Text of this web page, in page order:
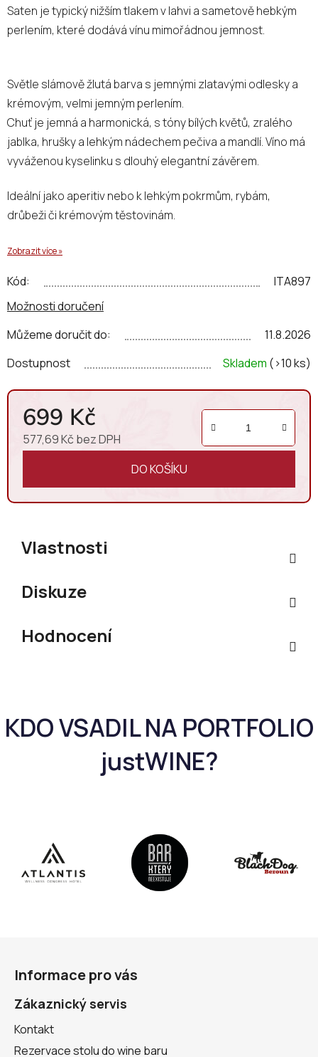
Saten je typický nižším tlakem v lahvi a sametově hebkým
perlením, které dodává vínu mimořádnou jemnost.
Světle slámově žlutá barva s jemnými zlatavými odlesky a
krémovým, velmi jemným perlením.
Chuť je jemná a harmonická, s tóny bílých květů, zralého
jablka, hrušky a lehkým nádechem pečiva a mandlí. Víno má
vyváženou kyselinku s dlouhý elegantní závěrem.
Ideální jako aperitiv nebo k lehkým pokrmům, rybám,
drůbeži či krémovým těstovinám.
Zobrazit více »
Dostupnost Skladem (>10 ks)
Můžeme doručit do: 11.8.2026
Možnosti doručení
Kód: ITA897
699 Kč
577,69 Kč bez DPH
DO KOŠÍKU
Vlastnosti
Diskuze
Hodnocení
Informace pro vás
Zákaznický servis
Kontakt
Rezervace stolu do wine baru